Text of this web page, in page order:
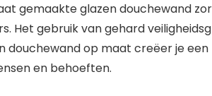
gemaakte glazen douchewand
Het gebruik van gehard
douchewand op maat creëer je
en behoeften.